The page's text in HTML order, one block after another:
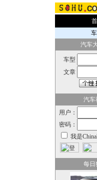
汽车
车型
文章
汽车
用户：
密码：
我是
每日